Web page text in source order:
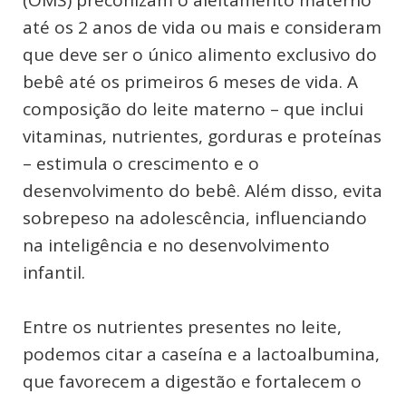
até os 2 anos de vida ou mais e consideram
que deve ser o único alimento exclusivo do
bebê até os primeiros 6 meses de vida. A
composição do leite materno – que inclui
vitaminas, nutrientes, gorduras e proteínas
– estimula o crescimento e o
desenvolvimento do bebê. Além disso, evita
sobrepeso na adolescência, influenciando
na inteligência e no desenvolvimento
infantil.
Entre os nutrientes presentes no leite,
podemos citar a caseína e a lactoalbumina,
que favorecem a digestão e fortalecem o